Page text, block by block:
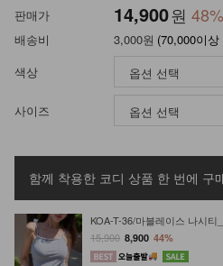
판매가
14,900원 48%
배송비 3,000원 (70,000이
색상
사이즈
함께 착용한 코디 상품 한 번에 구
KOA-T-36/마블레이스 나시티
15,900 8,900 44%